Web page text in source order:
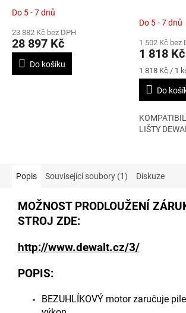
BEZUHLÍKOVÉHO NÁŘADÍ
Průměrné
produktu
je
4,4
Do 5 - 7 dnů
23 882 Kč bez DPH
28 897 Kč
Do košíku
Do 5 - 7 dnů
1 502 Kč bez
1 818 Kč
Měrná
cena:
1 818 Kč / 1
Do
LIŠTY
Popis Související soubory (1) Diskuze
MOŽNOST PRODLOUŽENÍ
STROJ ZDE:
http://www.dewalt.cz/3/
POPIS:
BEZUHLÍKOVÝ motor zaručuje